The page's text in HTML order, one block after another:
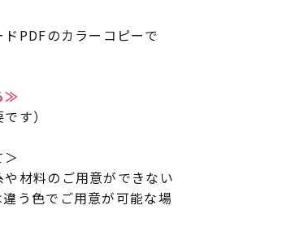
PDFのカラーコピーで
≫
す）
材料のご用意ができない
う色でご用意が可能な場